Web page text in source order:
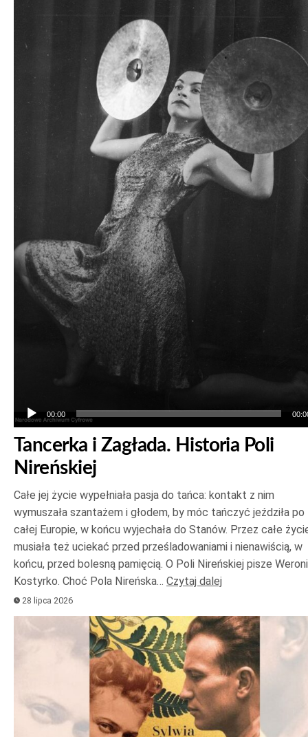
00:00
Tancerka i Zagłada. Historia Poli
Nireńskiej
Całe jej życie wypełniała pasja do tańca: kontakt z nim
wymuszała szantażem i głodem, by móc tańczyć jeździła po
całej Europie, w końcu wyjechała do Stanów. Przez całe
musiała też uciekać przed prześladowaniami i nienawiścią, w
końcu, przed bolesną pamięcią. O Poli Nireńskiej pisze
Kostyrko. Choć Pola Nireńska… Czytaj dalej
28 lipca 2026
plików